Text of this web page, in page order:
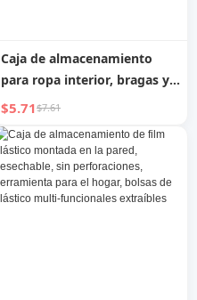
Caja de almacenamiento
para ropa interior, bragas y
calcetines, transparente con
tapa, compartimento,
montada en la pared, caja
organizadora para armario,
herramienta para el hogar,
$5.71$7.61